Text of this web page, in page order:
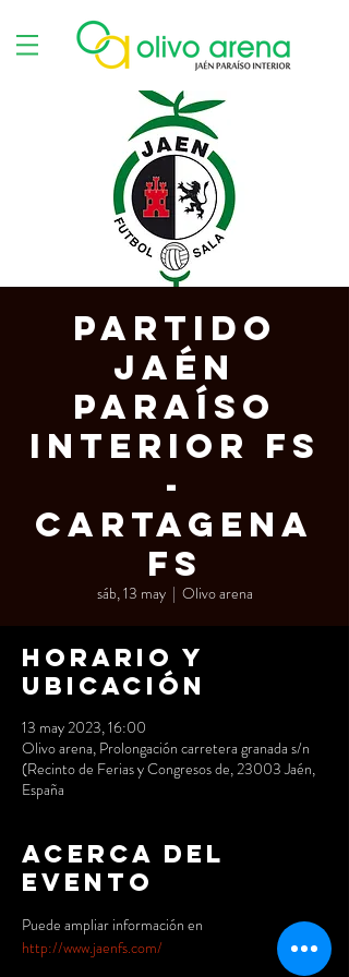
Partido
Jaén
Paraíso
Interior FS
-
Cartagena
FS
sáb, 13 may
  |
Olivo arena
Horario y
ubicación
13 may 2023, 16:00
Olivo arena, Prolongación carretera granada s/n
(Recinto de Ferias y Congresos de, 23003 Jaén,
España
Acerca del
evento
Puede ampliar información en
http://www.jaenfs.com/